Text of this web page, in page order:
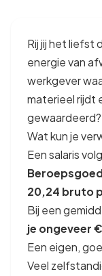
Rij jij het liefst
energie van
werkgever
materieel rijdt
gewaardeerd?
Wat kun je
Een salaris
20,24 bruto
Bij een
je ongeveer
Een eigen,
Veel